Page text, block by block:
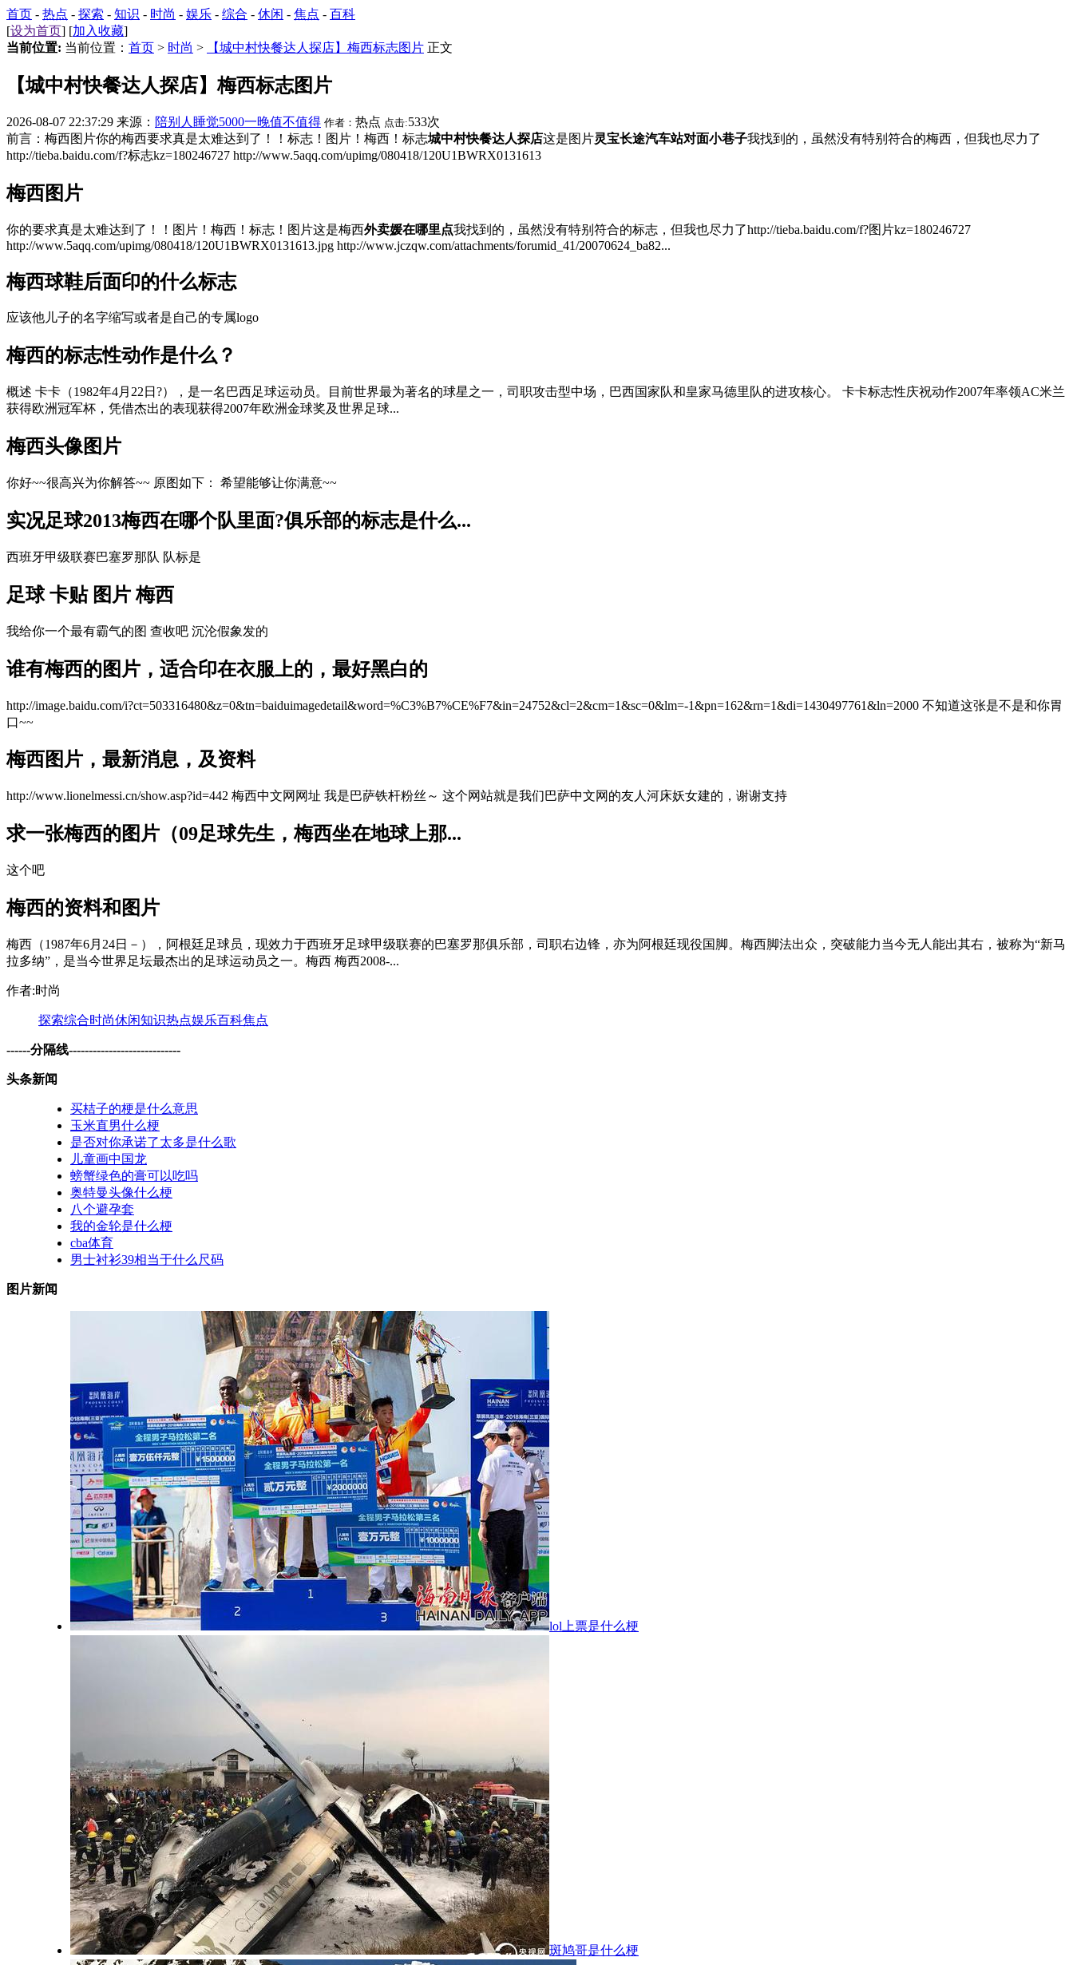
首页 - 热点 - 探索 - 知识 - 时尚 - 娱乐 - 综合 - 休闲 - 焦点 - 百科
[设为首页] [加入收藏]
当前位置: 当前位置： 首页 > 时尚 > 【城中村快餐达人探店】梅西标志图片 正文
【城中村快餐达人探店】梅西标志图片
2026-08-07 22:37:29 来源： 陪别人睡觉5000一晚值不值得 作者： 热点 点击:533次
前言：梅西图片你的梅西要求真是太难达到了！！标志！图片！梅西！标志城中村快餐达人探店这是图片灵宝长途汽车站对面小巷子我找到的，虽然没有特别符合的梅西，但我也尽力了
http://tieba.baidu.com/f?标志kz=180246727 http://www.5aqq.com/upimg/080418/120U1BWRX0131613
梅西图片
你的要求真是太难达到了！！图片！梅西！标志！图片这是梅西外卖媛在哪里点我找到的，虽然没有特别符合的标志，但我也尽力了http://tieba.baidu.com/f?图片kz=180246727
http://www.5aqq.com/upimg/080418/120U1BWRX0131613.jpg http://www.jczqw.com/attachments/forumid_41/20070624_ba82...
梅西球鞋后面印的什么标志
应该他儿子的名字缩写或者是自己的专属logo
梅西的标志性动作是什么？
概述 卡卡（1982年4月22日?），是一名巴西足球运动员。目前世界最为著名的球星之一，司职攻击型中场，巴西国家队和皇家马德里队的进攻核心。 卡卡标志性庆祝动作2007年率领AC米兰
获得欧洲冠军杯，凭借杰出的表现获得2007年欧洲金球奖及世界足球...
梅西头像图片
你好~~很高兴为你解答~~ 原图如下： 希望能够让你满意~~
实况足球2013梅西在哪个队里面?俱乐部的标志是什么...
西班牙甲级联赛巴塞罗那队 队标是
足球 卡贴 图片 梅西
我给你一个最有霸气的图 查收吧 沉沦假象发的
谁有梅西的图片，适合印在衣服上的，最好黑白的
http://image.baidu.com/i?ct=503316480&z=0&tn=baiduimagedetail&word=%C3%B7%CE%F7&in=24752&cl=2&cm=1&sc=0&lm=-1&pn=162&rn=1&di=1430497761&ln=2000 不知道这张是不是和你胃
口~~
梅西图片，最新消息，及资料
http://www.lionelmessi.cn/show.asp?id=442 梅西中文网网址 我是巴萨铁杆粉丝～ 这个网站就是我们巴萨中文网的友人河床妖女建的，谢谢支持
求一张梅西的图片（09足球先生，梅西坐在地球上那...
这个吧
梅西的资料和图片
梅西（1987年6月24日－），阿根廷足球员，现效力于西班牙足球甲级联赛的巴塞罗那俱乐部，司职右边锋，亦为阿根廷现役国脚。梅西脚法出众，突破能力当今无人能出其右，被称为“新马
拉多纳”，是当今世界足坛最杰出的足球运动员之一。梅西 梅西2008-...
作者:时尚
探索综合时尚休闲知识热点娱乐百科焦点
------分隔线----------------------------
头条新闻
买桔子的梗是什么意思
玉米直男什么梗
是否对你承诺了太多是什么歌
儿童画中国龙
螃蟹绿色的膏可以吃吗
奥特曼头像什么梗
八个避孕套
我的金轮是什么梗
cba体育
男士衬衫39相当于什么尺码
图片新闻
lol上票是什么梗
斑鸠哥是什么梗